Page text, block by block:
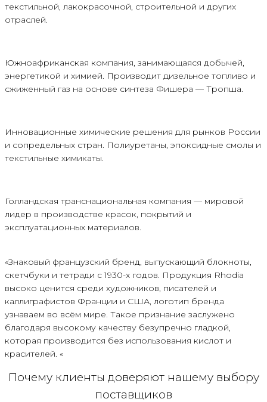
текстильной, лакокрасочной, строительной и других
отраслей.
Южноафриканская компания, занимающаяся добычей,
энергетикой и химией. Производит дизельное топливо и
сжиженный газ на основе синтеза Фишера — Тропша.
Инновационные химические решения для рынков России
и сопредельных стран. Полиуретаны, эпоксидные смолы и
текстильные химикаты.
Голландская транснациональная компания — мировой
лидер в производстве красок, покрытий и
эксплуатационных материалов.
«Знаковый французский бренд, выпускающий блокноты,
скетчбуки и тетради с 1930-х годов. Продукция Rhodia
высоко ценится среди художников, писателей и
каллиграфистов Франции и США, логотип бренда
узнаваем во всём мире. Такое признание заслужено
благодаря высокому качеству безупречно гладкой,
которая производится без использования кислот и
красителей. «
Почему клиенты доверяют нашему выбору
поставщиков